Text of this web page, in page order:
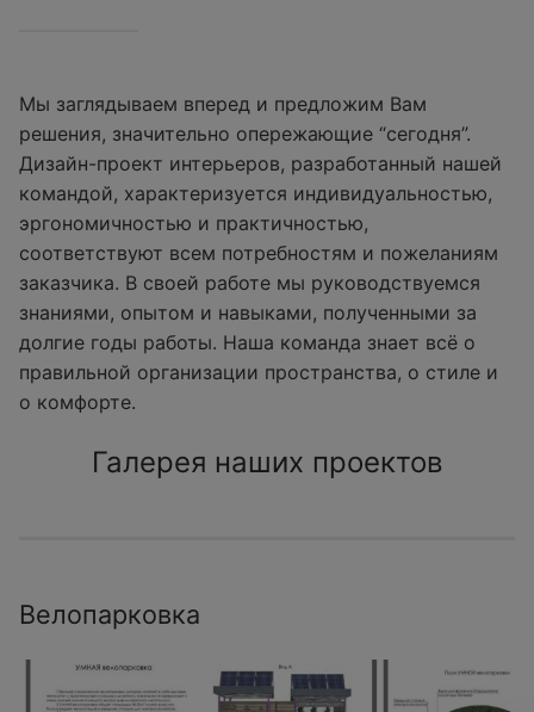
Мы заглядываем вперед и предложим Вам
решения, значительно опережающие “сегодня”.
Дизайн-проект интерьеров, разработанный нашей
командой, характеризуется индивидуальностью,
эргономичностью и практичностью,
соответствуют всем потребностям и пожеланиям
заказчика. В своей работе мы руководствуемся
знаниями, опытом и навыками, полученными за
долгие годы работы. Наша команда знает всё о
правильной организации пространства, о стиле и
о комфорте.
Галерея наших проектов
Велопарковка